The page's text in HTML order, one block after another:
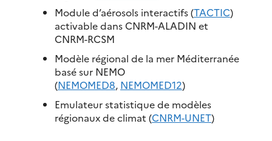
Module d’aérosols interactifs (TACTIC)
activable dans CNRM-ALADIN et
CNRM-RCSM
Modèle régional de la mer Méditerranée
basé sur NEMO
(NEMOMED8, NEMOMED12)
Emulateur statistique de modèles
régionaux de climat (CNRM-UNET)